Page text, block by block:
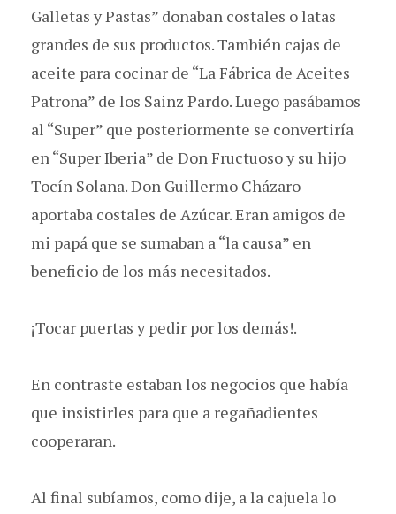
Galletas y Pastas” donaban costales o latas
grandes de sus productos. También cajas de
aceite para cocinar de “La Fábrica de Aceites
Patrona” de los Sainz Pardo. Luego pasábamos
al “Super” que posteriormente se convertiría
en “Super Iberia” de Don Fructuoso y su hijo
Tocín Solana. Don Guillermo Cházaro
aportaba costales de Azúcar. Eran amigos de
mi papá que se sumaban a “la causa” en
beneficio de los más necesitados.
¡Tocar puertas y pedir por los demás!.
En contraste estaban los negocios que había
que insistirles para que a regañadientes
cooperaran.
Al final subíamos, como dije, a la cajuela lo